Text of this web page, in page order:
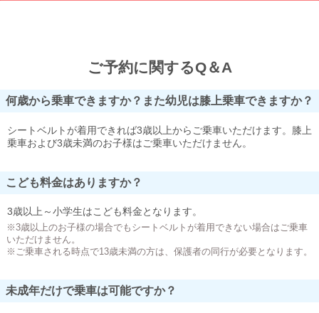
ご予約に関するQ＆A
何歳から乗車できますか？また幼児は膝上乗車できますか？
シートベルトが着用できれば3歳以上からご乗車いただけます。膝上
乗車および3歳未満のお子様はご乗車いただけません。
こども料金はありますか？
3歳以上～小学生はこども料金となります。
※3歳以上のお子様の場合でもシートベルトが着用できない場合はご乗車
いただけません。
※ご乗車される時点で13歳未満の方は、保護者の同行が必要となります。
未成年だけで乗車は可能ですか？